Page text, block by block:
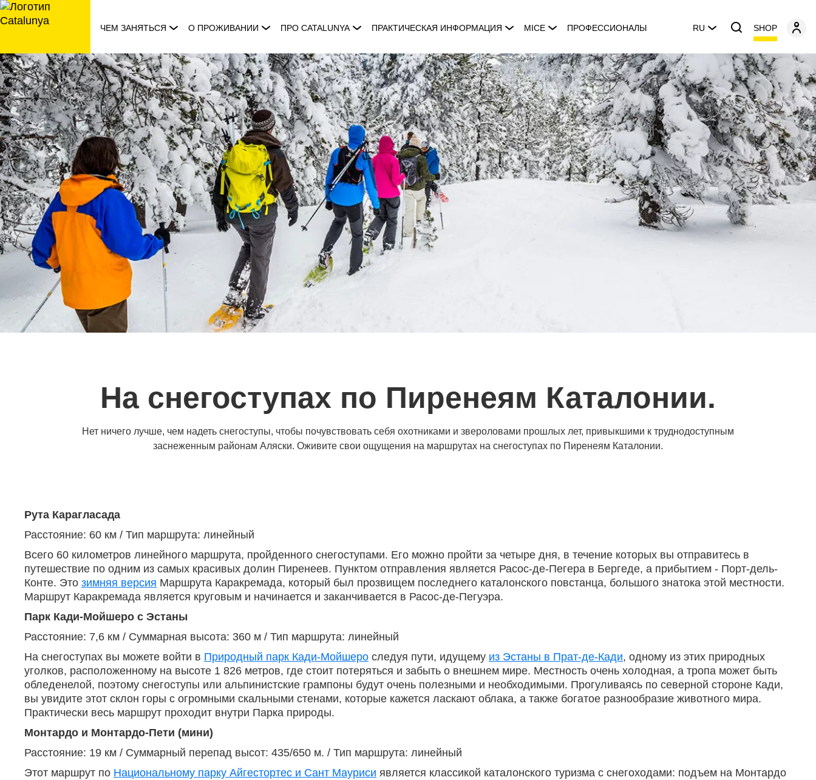
перейти
к
ЧЕМ ЗАНЯТЬСЯ О ПРОЖИВАНИИ ПРО CATALUNYA ПРАКТИЧЕСКАЯ ИНФОРМАЦИЯ MICE ПРОФЕССИОНАЛЫ RU SHOP
На снегоступах по Пиренеям Каталонии.
Нет ничего лучше, чем надеть снегоступы, чтобы почувствовать себя охотниками и звероловами прошлых лет, привыкшими к труднодоступным
заснеженным районам Аляски. Оживите свои ощущения на маршрутах на снегоступах по Пиренеям Каталонии.
Рута Карагласада
Расстояние: 60 км / Тип маршрута: линейный
Всего 60 километров линейного маршрута, пройденного снегоступами. Его можно пройти за четыре дня, в течение которых вы отправитесь в
путешествие по одним из самых красивых долин Пиренеев. Пунктом отправления является Расос-де-Пегера в Бергеде, а прибытием - Порт-дель-
Конте. Это зимняя версия Маршрута Каракремада, который был прозвищем последнего каталонского повстанца, большого знатока этой местности.
Маршрут Каракремада является круговым и начинается и заканчивается в Расос-де-Пегуэра.
Парк Кади-Мойшеро с Эстаны
Расстояние: 7,6 км / Суммарная высота: 360 м / Тип маршрута: линейный
На снегоступах вы можете войти в Природный парк Кади-Мойшеро следуя пути, идущему из Эстаны в Прат-де-Кади, одному из этих природных
уголков, расположенному на высоте 1 826 метров, где стоит потеряться и забыть о внешнем мире. Местность очень холодная, а тропа может быть
обледенелой, поэтому снегоступы или альпинистские грампоны будут очень полезными и необходимыми. Прогуливаясь по северной стороне Кади,
вы увидите этот склон горы с огромными скальными стенами, которые кажется ласкают облака, а также богатое разнообразие животного мира.
Практически весь маршрут проходит внутри Парка природы.
Монтардо и Монтардо-Пети (мини)
Расстояние: 19 км / Суммарный перепад высот: 435/650 м. / Тип маршрута: линейный
Этот маршрут по Национальному парку Айгестортес и Сант Мауриси является классикой каталонского туризма с снегоходами: подъем на Монтардо